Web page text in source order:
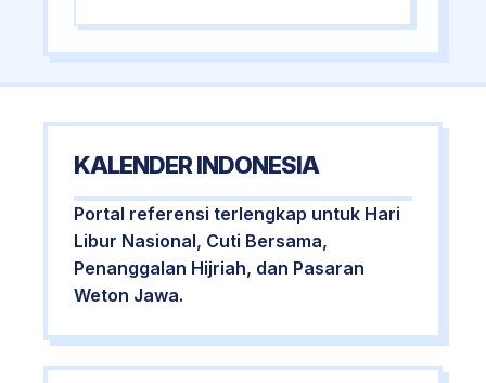
KALENDER INDONESIA
Portal referensi terlengkap untuk Hari
Libur Nasional, Cuti Bersama,
Penanggalan Hijriah, dan Pasaran
Weton Jawa.